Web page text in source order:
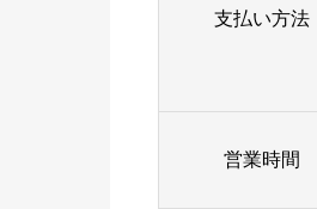
支払い方法
営業時間